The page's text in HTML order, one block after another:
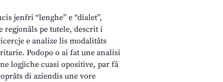
jenfri “lenghe” e “dialet”,
regjonâls pe tutele, descrit i
e analize lis modalitâts
Podopo o ai fat une analisi
logjiche cuasi opositive, par fâ
di aziendis une vore